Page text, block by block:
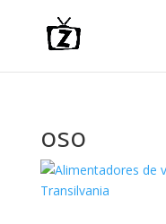
oso